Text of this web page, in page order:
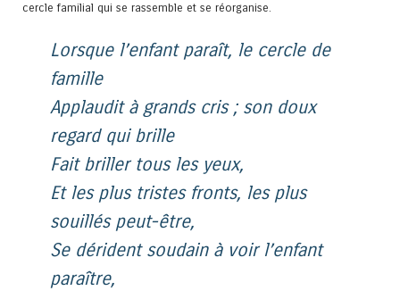
cercle familial qui se rassemble et se réorganise.
Lorsque l’enfant paraît, le cercle de
famille
Applaudit à grands cris ; son doux
regard qui brille
Fait briller tous les yeux,
Et les plus tristes fronts, les plus
souillés peut-être,
Se dérident soudain à voir l’enfant
paraître,